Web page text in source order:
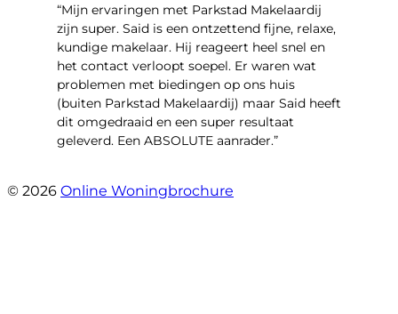
“Mijn ervaringen met Parkstad Makelaardij
zijn super. Said is een ontzettend fijne, relaxe,
kundige makelaar. Hij reageert heel snel en
het contact verloopt soepel. Er waren wat
problemen met biedingen op ons huis
(buiten Parkstad Makelaardij) maar Said heeft
dit omgedraaid en een super resultaat
geleverd. Een ABSOLUTE aanrader.”
© 2026 Online Woningbrochure